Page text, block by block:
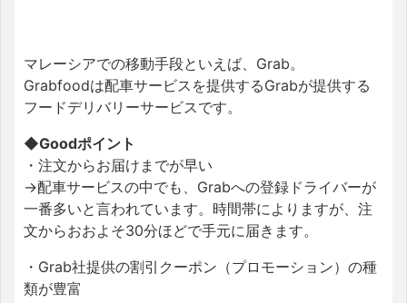
マレーシアでの移動手段といえば、Grab。
Grabfoodは配車サービスを提供するGrabが提供する
フードデリバリーサービスです。
◆Goodポイント
・注文からお届けまでが早い
→配車サービスの中でも、Grabへの登録ドライバーが
一番多いと言われています。時間帯によりますが、注
文からおおよそ30分ほどで手元に届きます。
・Grab社提供の割引クーポン（プロモーション）の種
類が豊富